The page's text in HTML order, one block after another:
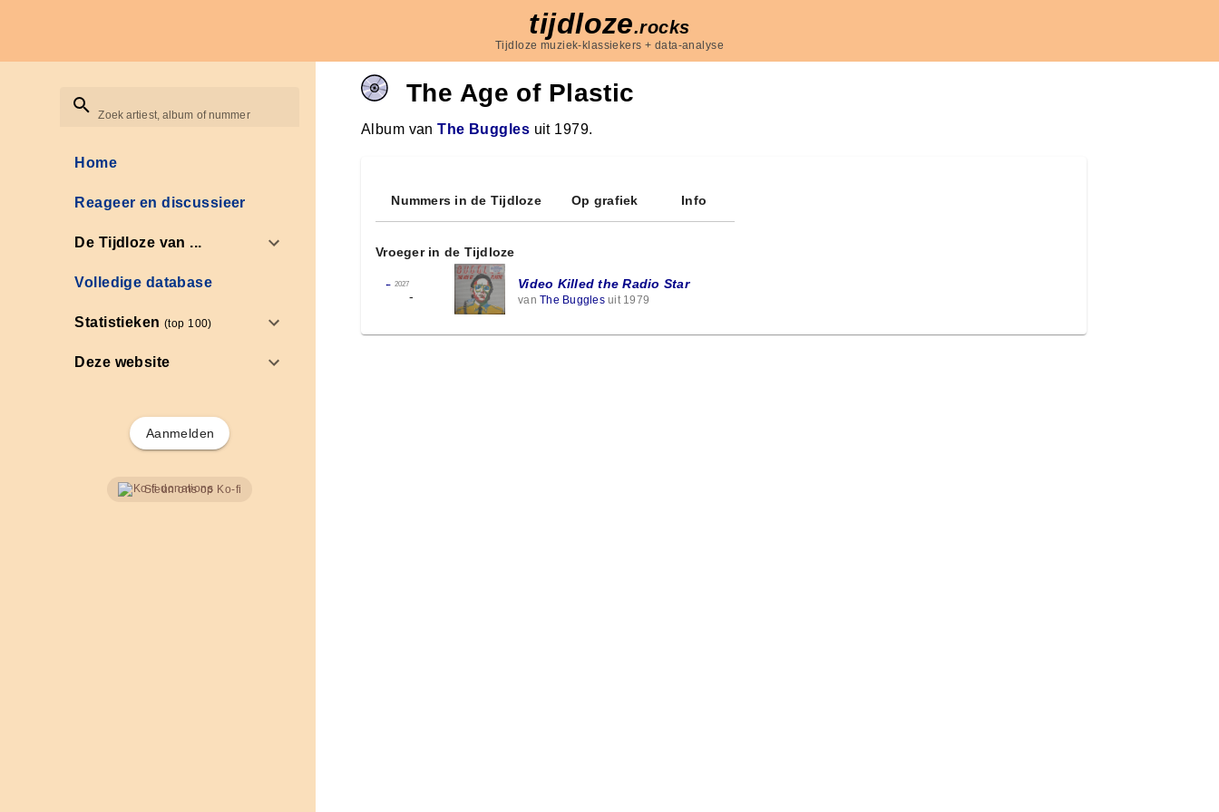
tijdloze.rocks
Tijdloze muziek-klassiekers + data-analyse
Zoek artiest, album of nummer
Home
Reageer en discussieer
De Tijdloze van ...
Volledige database
Statistieken(top 100)
Deze website
Aanmelden
Steun ons op Ko-fi
The Age of Plastic
Album vanThe Buggles uit 1979.
Nummers in de Tijdloze Op grafiek Info
Vroeger in de Tijdloze
← 2027
-
Video Killed the Radio Star
van The Bugglesuit 1979